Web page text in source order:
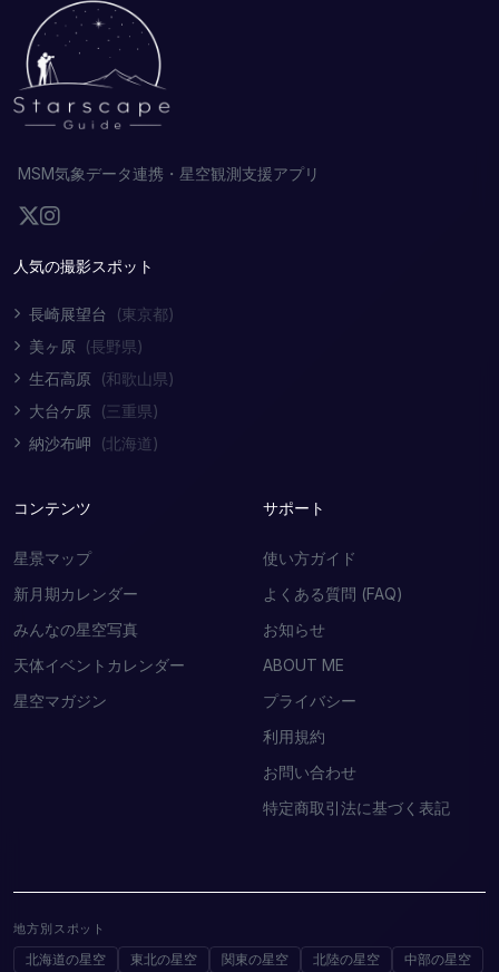
MSM気象データ連携・星空観測支援アプリ
人気の撮影スポット
長崎展望台
(東京都)
美ヶ原 (長野県)
生石高原 (和歌山県)
大台ケ原 (三重県)
納沙布岬
(北海道)
コンテンツ
星景マップ
新月期カレンダー
みんなの星空写真
天体イベントカレンダー
星空マガジン
サポート
使い方ガイド
よくある質問 (FAQ)
お知らせ
ABOUT ME
プライバシー
利用規約
お問い合わせ
特定商取引法に基づく表記
地方別スポット
北海道の星空 東北の星空 関東の星空 北陸の星空 中部の星空